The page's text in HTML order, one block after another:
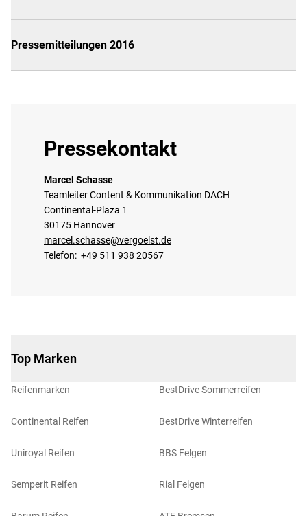
Pressemitteilungen 2016
Pressekontakt
Marcel Schasse
Teamleiter Content & Kommunikation DACH
Continental-Plaza 1
30175 Hannover
marcel.schasse@vergoelst.de
Telefon: +49 511 938 20567
Top Marken
Reifenmarken
Continental Reifen
Uniroyal Reifen
Semperit Reifen
BestDrive Sommerreifen
BestDrive Winterreifen
BBS Felgen
Rial Felgen